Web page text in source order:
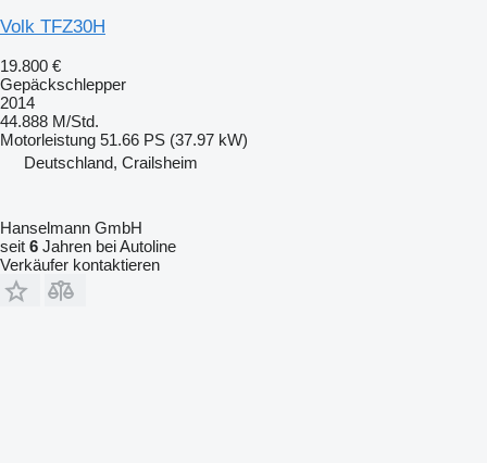
Volk TFZ30H
19.800 €
Gepäckschlepper
2014
44.888 M/Std.
Motorleistung 51.66 PS (37.97 kW)
Deutschland, Crailsheim
Hanselmann GmbH
seit 6 Jahren bei Autoline
Verkäufer kontaktieren